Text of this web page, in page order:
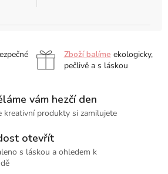
Zboží balíme ekologicky,
pečlivě a s láskou
vám hezčí den
kreativní produkty si zamilujete
otevřít
s láskou a ohledem k